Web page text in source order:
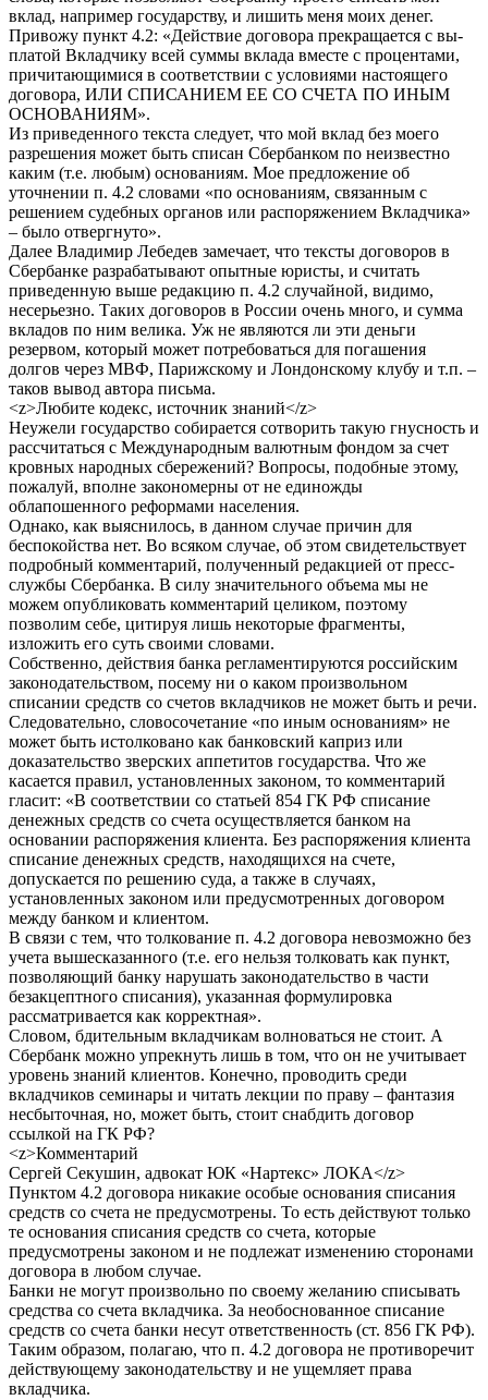
вклад, например государству, и лишить меня моих денег.
Привожу пункт 4.2: «Действие договора прекращается с вы-
платой Вкладчику всей суммы вклада вместе с процентами,
причитающимися в соответствии с условиями настоящего
договора, ИЛИ СПИСАНИЕМ ЕЕ СО СЧЕТА ПО ИНЫМ
ОСНОВАНИЯМ».
Из приведенного текста следует, что мой вклад без моего
разрешения может быть списан Сбербанком по неизвестно
каким (т.е. любым) основаниям. Мое предложение об
уточнении п. 4.2 словами «по основаниям, связанным с
решением судебных органов или распоряжением Вкладчика»
– было отвергнуто».
Далее Владимир Лебедев замечает, что тексты договоров в
Сбербанке разрабатывают опытные юристы, и считать
приведенную выше редакцию п. 4.2 случайной, видимо,
несерьезно. Таких договоров в России очень много, и сумма
вкладов по ним велика. Уж не являются ли эти деньги
резервом, который может потребоваться для погашения
долгов через МВФ, Парижскому и Лондонскому клубу и т.п. –
таков вывод автора письма.
<z>Любите кодекс, источник знаний</z>
Неужели государство собирается сотворить такую гнусность и
рассчитаться с Международным валютным фондом за счет
кровных народных сбережений? Вопросы, подобные этому,
пожалуй, вполне закономерны от не единожды
облапошенного реформами населения.
Однако, как выяснилось, в данном случае причин для
беспокойства нет. Во всяком случае, об этом свидетельствует
подробный комментарий, полученный редакцией от пресс-
службы Сбербанка. В силу значительного объема мы не
можем опубликовать комментарий целиком, поэтому
позволим себе, цитируя лишь некоторые фрагменты,
изложить его суть своими словами.
Собственно, действия банка регламентируются российским
законодательством, посему ни о каком произвольном
списании средств со счетов вкладчиков не может быть и речи.
Следовательно, словосочетание «по иным основаниям» не
может быть истолковано как банковский каприз или
доказательство зверских аппетитов государства. Что же
касается правил, установленных законом, то комментарий
гласит: «В соответствии со статьей 854 ГК РФ списание
денежных средств со счета осуществляется банком на
основании распоряжения клиента. Без распоряжения клиента
списание денежных средств, находящихся на счете,
допускается по решению суда, а также в случаях,
установленных законом или предусмотренных договором
между банком и клиентом.
В связи с тем, что толкование п. 4.2 договора невозможно без
учета вышесказанного (т.е. его нельзя толковать как пункт,
позволяющий банку нарушать законодательство в части
безакцептного списания), указанная формулировка
рассматривается как корректная».
Словом, бдительным вкладчикам волноваться не стоит. А
Сбербанк можно упрекнуть лишь в том, что он не учитывает
уровень знаний клиентов. Конечно, проводить среди
вкладчиков семинары и читать лекции по праву – фантазия
несбыточная, но, может быть, стоит снабдить договор
ссылкой на ГК РФ?
<z>Комментарий
Сергей Секушин, адвокат ЮК «Нартекс» ЛОКА</z>
Пунктом 4.2 договора никакие особые основания списания
средств со счета не предусмотрены. То есть действуют только
те основания списания средств со счета, которые
предусмотрены законом и не подлежат изменению сторонами
договора в любом случае.
Банки не могут произвольно по своему желанию списывать
средства со счета вкладчика. За необоснованное списание
средств со счета банки несут ответственность (ст. 856 ГК РФ).
Таким образом, полагаю, что п. 4.2 договора не противоречит
действующему законодательству и не ущемляет права
вкладчика.